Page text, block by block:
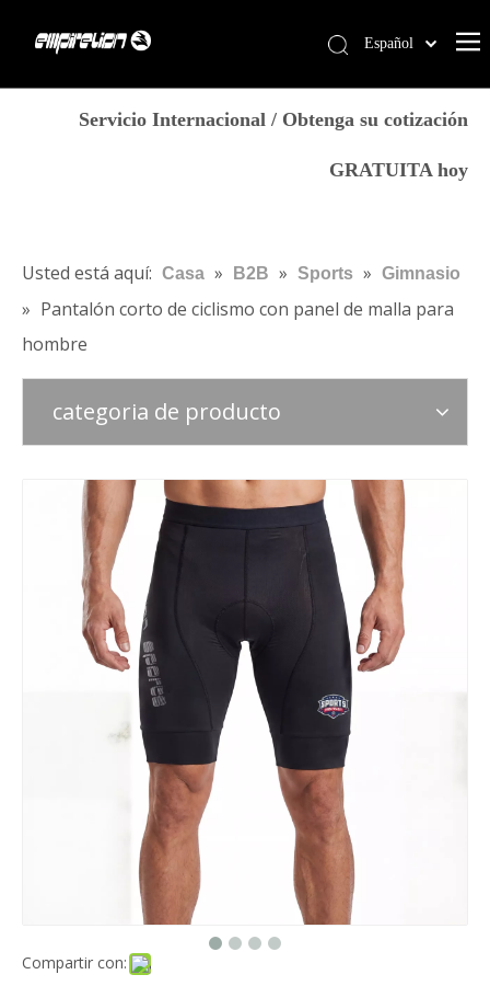
Blog
Contáctenos
Tienda
Español
简体中文
Français
Deutsch
Italiano
Servicio Internacional / Obtenga su cotización
GRATUITA hoy
Usted está aquí: Casa » B2B » Sports » Gimnasio
» Pantalón corto de ciclismo con panel de malla para
hombre
categoria de producto
Compartir con: